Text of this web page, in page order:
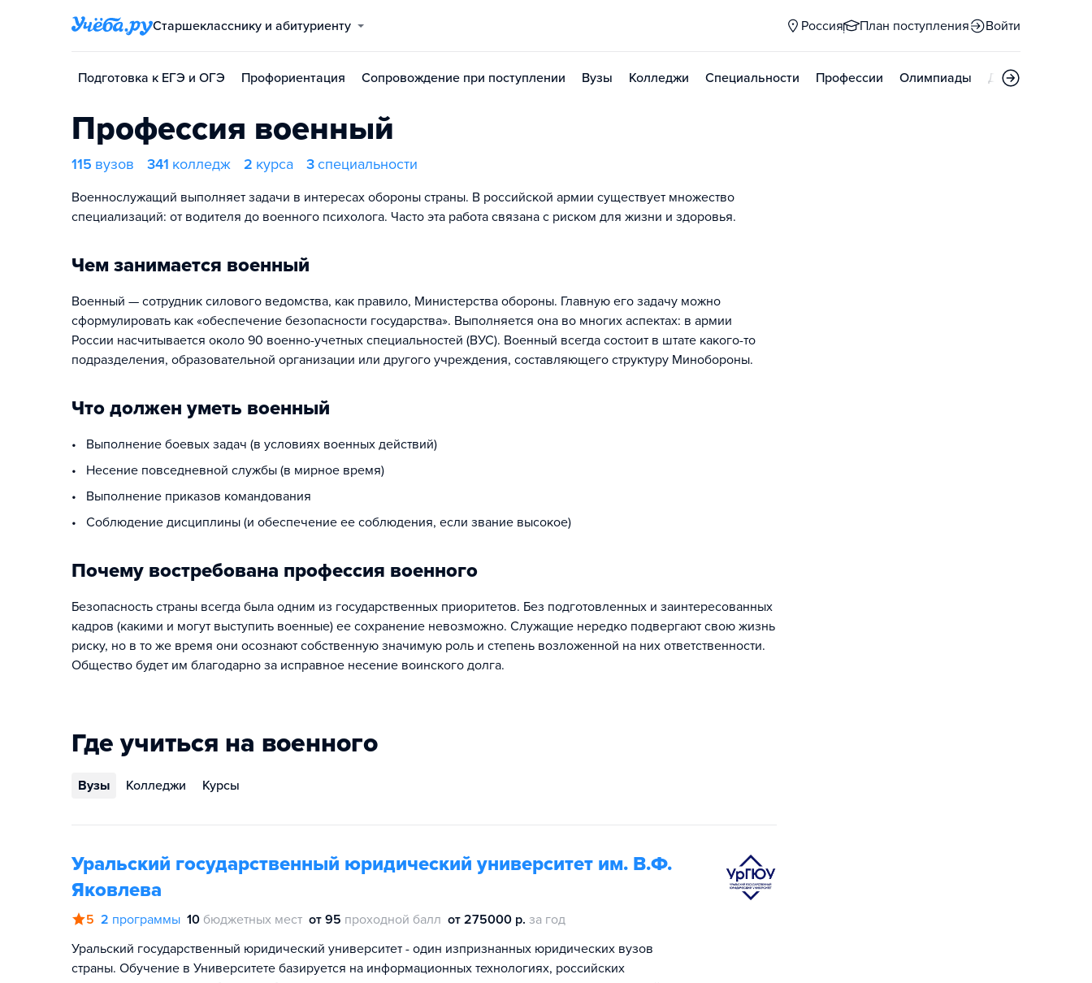
Старшекласснику и абитуриенту Россия План поступления Войти
Подготовка к ЕГЭ и ОГЭ Профориентация Сопровождение при поступлении Вузы Колледжи Специальности Профессии Олимпиады Дни открытых
Профессия военный
115 вузов 341 колледж 2 курса 3специальности
Военнослужащий выполняет задачи в интересах обороны страны. В российской армии существует множество
специализаций: от водителя до военного психолога. Часто эта работа связана с риском для жизни и здоровья.
Чем занимается военный
Военный — сотрудник силового ведомства, как правило, Министерства обороны. Главную его задачу можно
сформулировать как «обеспечение безопасности государства». Выполняется она во многих аспектах: в армии
России насчитывается около 90 военно-учетных специальностей (ВУС). Военный всегда состоит в штате какого-то
подразделения, образовательной организации или другого учреждения, составляющего структуру Минобороны.
Что должен уметь военный
• Выполнение боевых задач (в условиях военных действий)
• Несение повседневной службы (в мирное время)
• Выполнение приказов командования
• Соблюдение дисциплины (и обеспечение ее соблюдения, если звание высокое)
Почему востребована профессия военного
Безопасность страны всегда была одним из государственных приоритетов. Без подготовленных и заинтересованных
кадров (какими и могут выступить военные) ее сохранение невозможно. Служащие нередко подвергают свою жизнь
риску, но в то же время они осознают собственную значимую роль и степень возложенной на них ответственности.
Общество будет им благодарно за исправное несение воинского долга.
Где учиться на военного
Вузы Колледжи Курсы
Уральский государственный юридический университет им. В.Ф.
Яковлева
5 2 программы 10 бюджетных мест от 95 проходной балл от 275000 р. за год
Уральский государственный юридический университет - один изпризнанных юридических вузов
страны. Обучение в Университете базируется на информационных технологиях, российских